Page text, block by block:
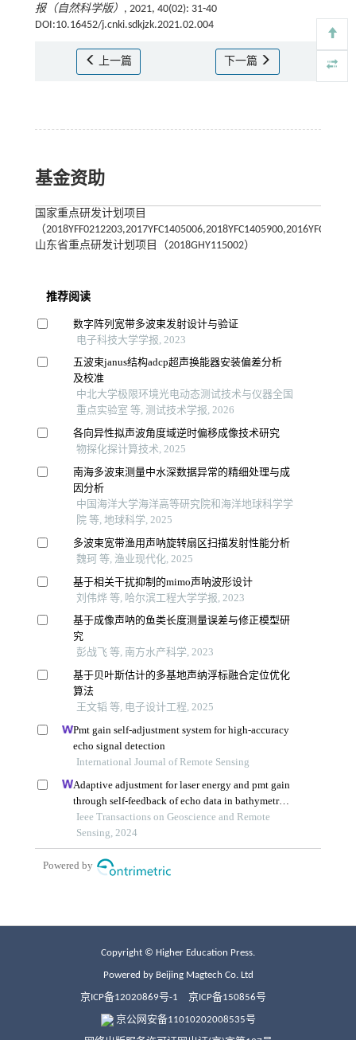
报（自然科学版） , 2021, 40(02): 31-40
DOI:10.16452/j.cnki.sdkjzk.2021.02.004
上一篇 下一篇
基金资助
国家重点研发计划项目
（
山东省重点研发计划项目（2018GHY115002）
Copyright © Higher Education Press.
Powered by Beijing Magtech Co. Ltd
京ICP备12020869号-1 京ICP备150856号
京公网安备11010202008535号